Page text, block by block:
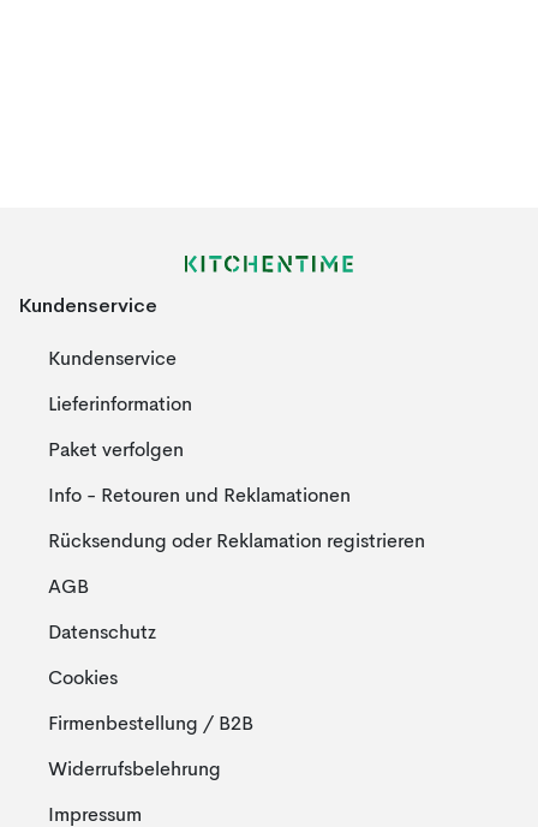
Kundenservice
Kundenservice
Lieferinformation
Paket verfolgen
Info - Retouren und Reklamationen
Rücksendung oder Reklamation registrieren
AGB
Datenschutz
Cookies
Firmenbestellung / B2B
Widerrufsbelehrung
Impressum